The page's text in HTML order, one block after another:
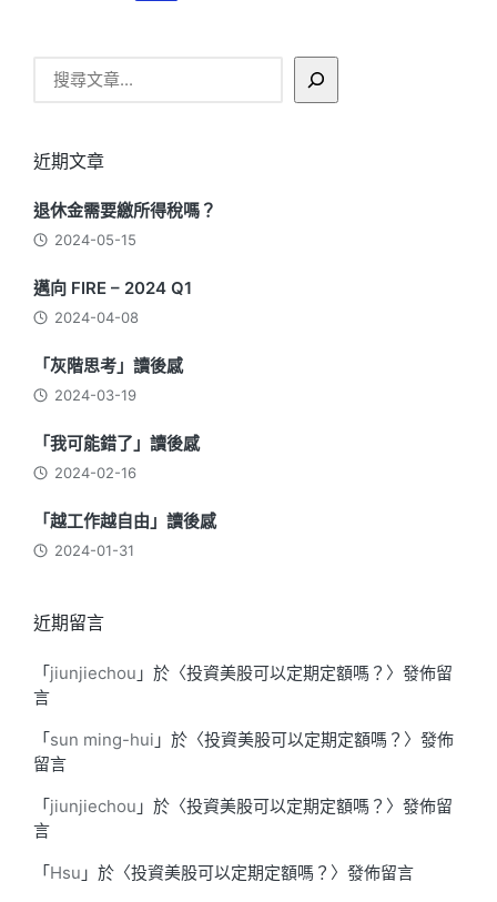
頁
近期文章
退休金需要繳所得稅嗎？
2024-05-15
邁向 FIRE – 2024 Q1
2024-04-08
「灰階思考」讀後感
2024-03-19
「我可能錯了」讀後感
2024-02-16
「越工作越自由」讀後感
2024-01-31
近期留言
「jiunjiechou 」於〈投資美股可以定期定額嗎？ 〉發佈留
言
「sun ming-hui 」於〈投資美股可以定期定額嗎？ 〉發佈
留言
「jiunjiechou 」於〈投資美股可以定期定額嗎？ 〉發佈留
言
「Hsu 」於〈投資美股可以定期定額嗎？ 〉發佈留言